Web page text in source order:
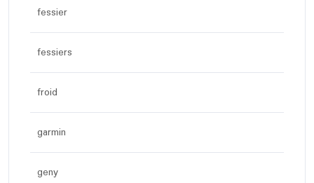
fessier
fessiers
froid
garmin
geny